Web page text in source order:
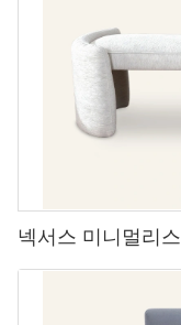
넥서스 미니멀리